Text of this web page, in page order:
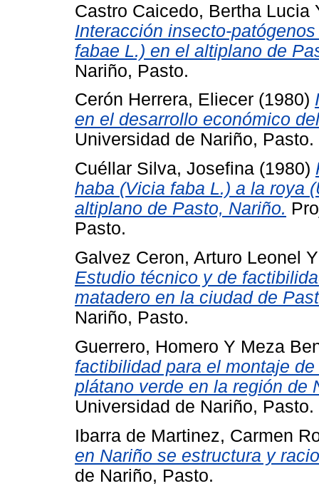
Castro Caicedo, Bertha Lucia
Interacción insecto-
fabae L.) en el altiplano de
Nariño, Pasto.
Cerón Herrera, Eliecer (1980)
en el desarrollo económico
Universidad de Nariño, Pasto.
Cuéllar Silva, Josefina (1980)
haba (Vicia faba L.) a la roya
altiplano de Pasto, Nariño.
Pasto.
Galvez Ceron, Arturo Leonel
Estudio técnico y de
matadero en la ciudad de
Nariño, Pasto.
Guerrero, Homero Y Meza
factibilidad para el montaje
plátano verde en la región de
Universidad de Nariño, Pasto.
Ibarra de Martinez, Carmen
en Nariño se estructura y
de Nariño, Pasto.